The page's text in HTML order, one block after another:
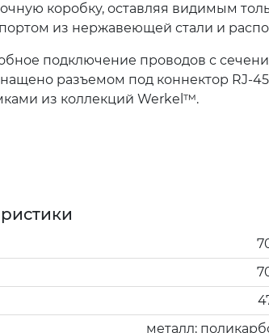
коробку, оставляя видимым
из нержавеющей стали и
подключение проводов с
разъемом под коннектор RJ-
из коллекций Werkel™.
металл;